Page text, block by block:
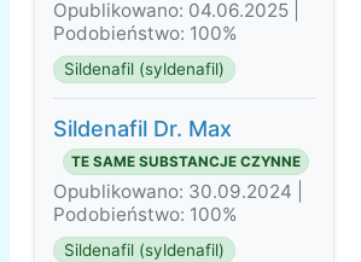
Opublikowano: 04.06.2025 |
Podobieństwo: 100%
Sildenafil (syldenafil)
Sildenafil Dr. Max
TE SAME SUBSTANCJE CZYNNE
Opublikowano: 30.09.2024 |
Podobieństwo: 100%
Sildenafil (syldenafil)